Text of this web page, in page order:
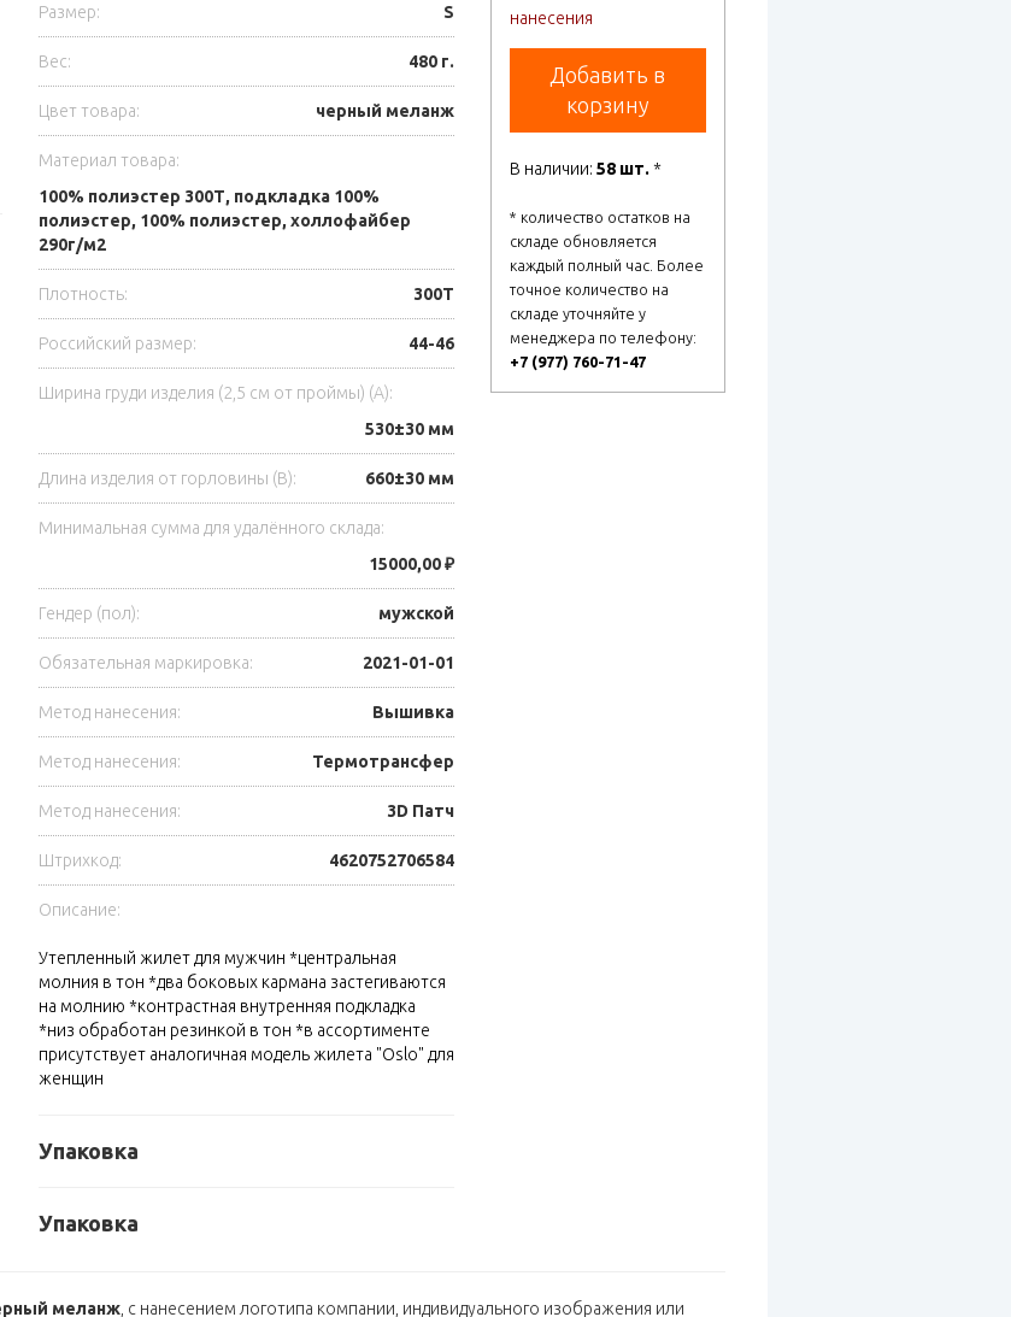
Размер: S
Вес: 480 г.
Цвет товара: черный меланж
Материал товара:
100% полиэстер 300Т, подкладка 100%
полиэстер, 100% полиэстер, холлофайбер
290г/м2
Плотность: 300T
Российский размер: 44-46
Ширина груди изделия (2,5 см от проймы) (A):
530±30 мм
Длина изделия от горловины (B): 660±30 мм
Минимальная сумма для удалённого склада:
15000,00 ₽
Гендер (пол): мужской
Обязательная маркировка: 2021-01-01
Метод нанесения: Вышивка
Метод нанесения: Термотрансфер
Метод нанесения: 3D Патч
Штрихкод: 4620752706584
Описание:
Утепленный жилет для мужчин *центральная
молния в тон *два боковых кармана застегиваются
на молнию *контрастная внутренняя подкладка
*низ обработан резинкой в тон *в ассортименте
присутствует аналогичная модель жилета "Oslo" для
женщин
Упаковка
Упаковка
нанесения
Добавить в
корзину
В наличии: 58 шт. *
* количество остатков на
складе обновляется
каждый полный час. Более
точное количество на
складе уточняйте у
менеджера по телефону:
+7 (977) 760-71-47
меланж , с нанесением логотипа компании, индивидуального изображения или